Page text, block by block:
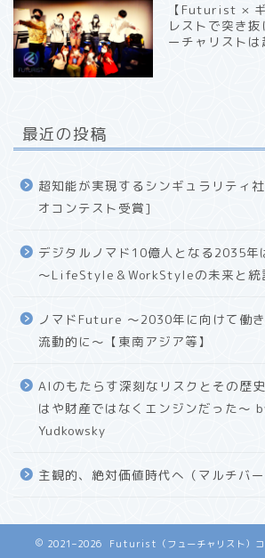
【Futurist ×
レストで突き
ーチャリストは
最近の投稿
超知能が実現するシンギュラリティ
オコンテスト受賞]
デジタルノマド10億人となる2035年
〜LifeStyle＆WorkStyleの未来と統
ノマドFuture 〜2030年に向けて働
流動的に〜【東南アジア等】
AIのもたらす深刻なリスクとその歴
はや財産ではなくエンジンだった〜
Yudkowsky
主観的、絶対価値時代へ（マルチバー
2021–2026 Futurist（フューチャリスト）コ